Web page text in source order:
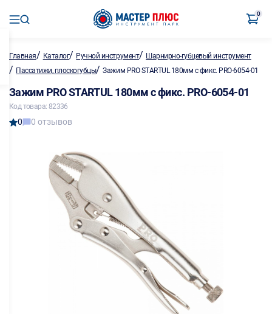
0
Главная/ Каталог/ Ручной инструмент/ Шарнирно-губцевый инструмент
/ Пассатижи, плоскогубцы/Зажим PRO STARTUL 180мм с фикс. PRO-6054-01
Зажим PRO STARTUL 180мм с фикс. PRO-6054-01
Код товара: 82336
0 0 отзывов